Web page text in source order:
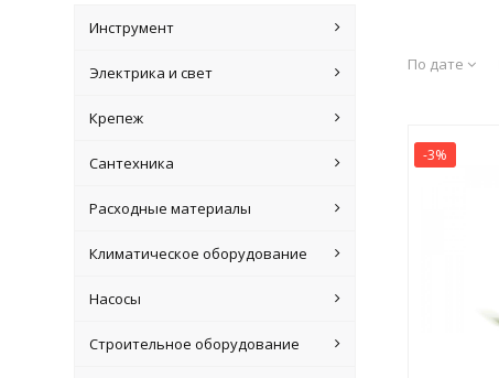
Инструмент
Электрика и свет
Крепеж
Сантехника
Расходные материалы
Климатическое оборудование
Насосы
Строительное оборудование
По дате
-3%